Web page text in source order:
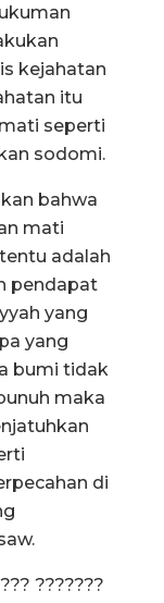
kejahatan
itu
seperti
sodomi.
bahwa
mati
adalah
pendapat
yang
yang
bumi tidak
maka
di
???????